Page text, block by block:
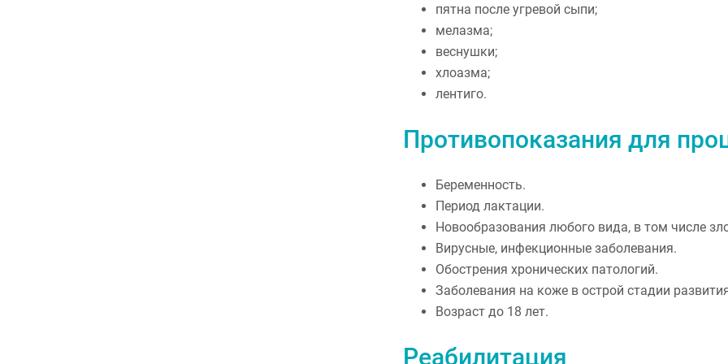
пятна после угревой сыпи;
мелазма;
веснушки;
хлоазма;
лентиго.
Противопоказания для
Беременность.
Период лактации.
Новообразования любого вида, в том числе
Вирусные, инфекционные заболевания.
Обострения хронических патологий.
Заболевания на коже в острой стадии
Возраст до 18 лет.
Реабилитация